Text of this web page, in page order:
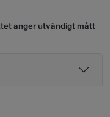
anger utvändigt mått